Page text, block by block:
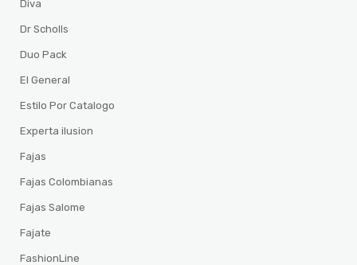
Diva
Dr Scholls
Duo Pack
El General
Estilo Por Catalogo
Experta ilusion
Fajas
Fajas Colombianas
Fajas Salome
Fajate
FashionLine